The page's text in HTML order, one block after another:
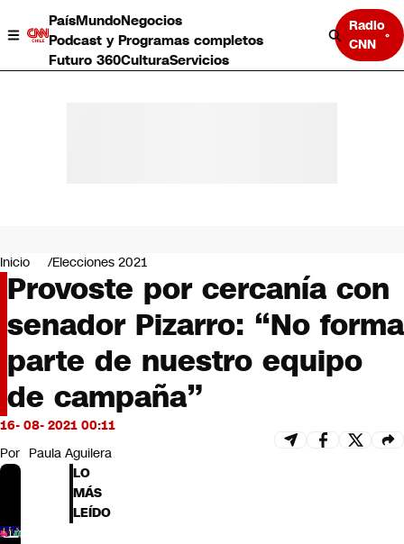
PaísMundoNegocios
Podcast y Programas completos
Futuro 360CulturaServicios
Radio
CNN
Negocios
Deportes
Programas completos
Cultura
Servicios
Bits
CNN tiempo
Futuro 360
Inicio Elecciones 2021
Provoste por cercanía con
senador Pizarro: “No forma
parte de nuestro equipo
de campaña”
16- 08- 2021 00:11
Por Paula Aguilera
LO
MÁS
LEÍDO